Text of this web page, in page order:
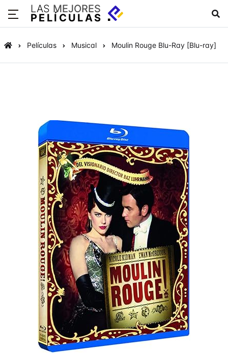
LAS MEJORES
PELÍCULAS
Películas Musical Moulin Rouge Blu-Ray [Blu-ray]